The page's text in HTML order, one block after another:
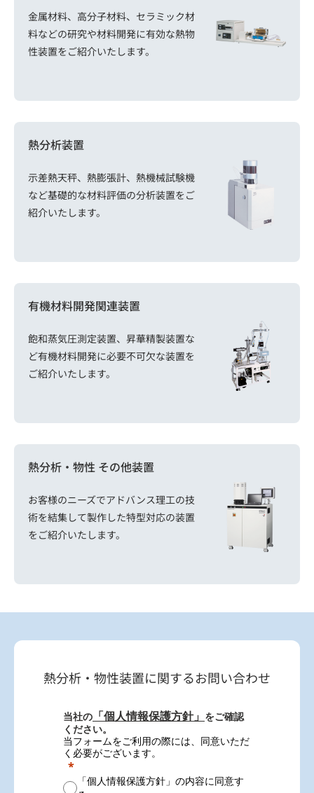
金属材料、高分子材料、セラミック材
料などの研究や材料開発に有効な熱物
性装置をご紹介いたします。
熱分析装置
示差熱天秤、熱膨張計、熱機械試験機
など基礎的な材料評価の分析装置をご
紹介いたします。
有機材料開発関連装置
飽和蒸気圧測定装置、昇華精製装置な
ど有機材料開発に必要不可欠な装置を
ご紹介いたします。
熱分析・物性 その他装置
お客様のニーズでアドバンス理工の技
術を結集して製作した特型対応の装置
をご紹介いたします。
熱分析・物性装置に関するお問い合わせ
当社の 「個人情報保護方針」 をご確認
ください。
当フォームをご利用の際には、同意いただ
く必要がございます。
「個人情報保護方針」の内容に同意す